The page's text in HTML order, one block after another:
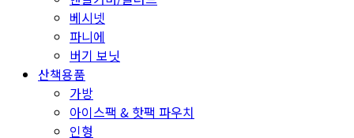
베시넷
파니에
버기 보닛
산책용품
가방
아이스팩 & 핫팩 파우치
인형